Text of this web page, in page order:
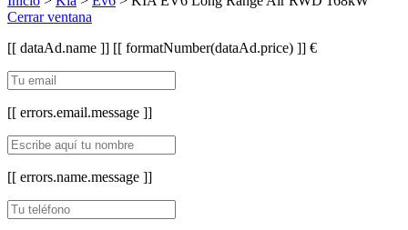
Cerrar ventana
[[ dataAd.name ]] [[ formatNumber(dataAd.price) ]] €
[[ errors.email.message ]]
[[ errors.name.message ]]